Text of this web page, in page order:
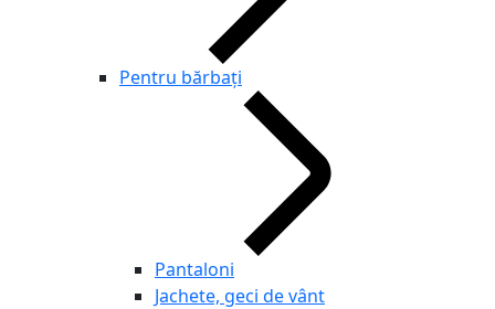
Pentru bărbaţi
Pantaloni
Jachete, geci de vânt